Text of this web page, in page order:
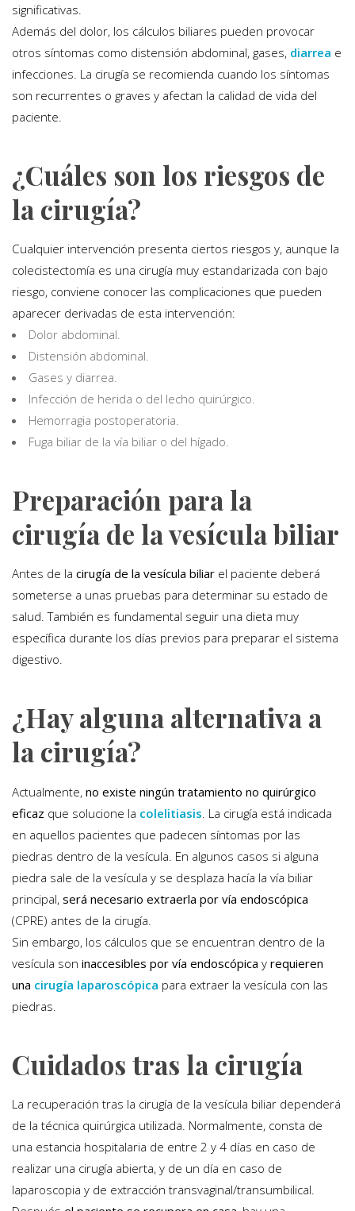
significativas.
Además del dolor, los cálculos biliares pueden provocar
otros síntomas como distensión abdominal, gases, diarrea e
infecciones. La cirugía se recomienda cuando los síntomas
son recurrentes o graves y afectan la calidad de vida del
paciente.
¿Cuáles son los riesgos de
la cirugía?
Cualquier intervención presenta ciertos riesgos y, aunque la
colecistectomía es una cirugía muy estandarizada con bajo
riesgo, conviene conocer las complicaciones que pueden
aparecer derivadas de esta intervención:
Dolor abdominal.
Distensión abdominal.
Gases y diarrea.
Infección de herida o del lecho quirúrgico.
Hemorragia postoperatoria.
Fuga biliar de la vía biliar o del hígado.
Preparación para la
cirugía de la vesícula biliar
Antes de la cirugía de la vesícula biliar el paciente deberá
someterse a unas pruebas para determinar su estado de
salud. También es fundamental seguir una dieta muy
específica durante los días previos para preparar el sistema
digestivo.
¿Hay alguna alternativa a
la cirugía?
Actualmente, no existe ningún tratamiento no quirúrgico
eficaz que solucione la colelitiasis . La cirugía está indicada
en aquellos pacientes que padecen síntomas por las
piedras dentro de la vesícula. En algunos casos si alguna
piedra sale de la vesícula y se desplaza hacía la vía biliar
principal, será necesario extraerla por vía endoscópica
(CPRE) antes de la cirugía.
Sin embargo, los cálculos que se encuentran dentro de la
vesícula son inaccesibles por vía endoscópica y requieren
una cirugía laparoscópica para extraer la vesícula con las
piedras.
Cuidados tras la cirugía
La recuperación tras la cirugía de la vesícula biliar dependerá
de la técnica quirúrgica utilizada. Normalmente, consta de
una estancia hospitalaria de entre 2 y 4 días en caso de
realizar una cirugía abierta, y de un día en caso de
laparoscopia y de extracción transvaginal/transumbilical.